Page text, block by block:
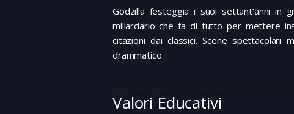
Godzilla festeggia i suoi settant’anni in
miliardario che fa di tutto per mettere
citazioni dai classici. Scene spettacolari
drammatico
Valori Educativi